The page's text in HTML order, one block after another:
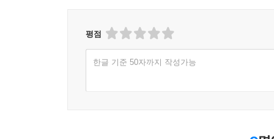
평점
한글 기준 50자까지 작성가능